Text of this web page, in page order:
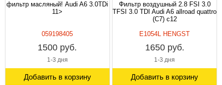
фильтр масляный! Audi A6 3.0TDi
11>
059198405
1500 руб.
1-3 дня
Добавить в корзину
Фильтр воздушный 2.8 FSI 3.0
TFSI 3.0 TDI Audi A6 allroad quattro
(C7) с12
E1054L HENGST
1650 руб.
1-3 дня
Добавить в корзину